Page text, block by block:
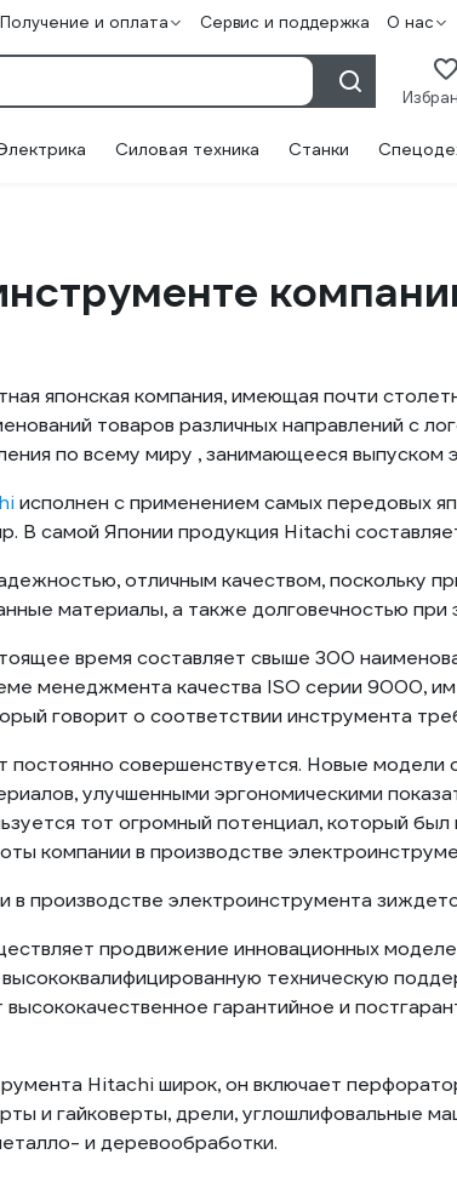
Получение и оплата Сервис и поддержка О нас
Силовая техника Станки
японская компания, имеющая почти
товаров различных направлений с
по всему миру , занимающееся выпуском
исполнен с применением самых передовых
В самой Японии продукция Hitachi
отличным качеством, поскольку
материалы, а также долговечностью при
время составляет свыше 300
менеджмента качества ISO серии 9000,
говорит о соответствии инструмента
постоянно совершенствуется. Новые
улучшенными эргономическими
тот огромный потенциал, который
компании в производстве
в производстве электроинструмента
продвижение инновационных
техническую
высококачественное гарантийное и
Hitachi широк, он включает
и гайковерты, дрели, углошлифовальные
и деревообработки.